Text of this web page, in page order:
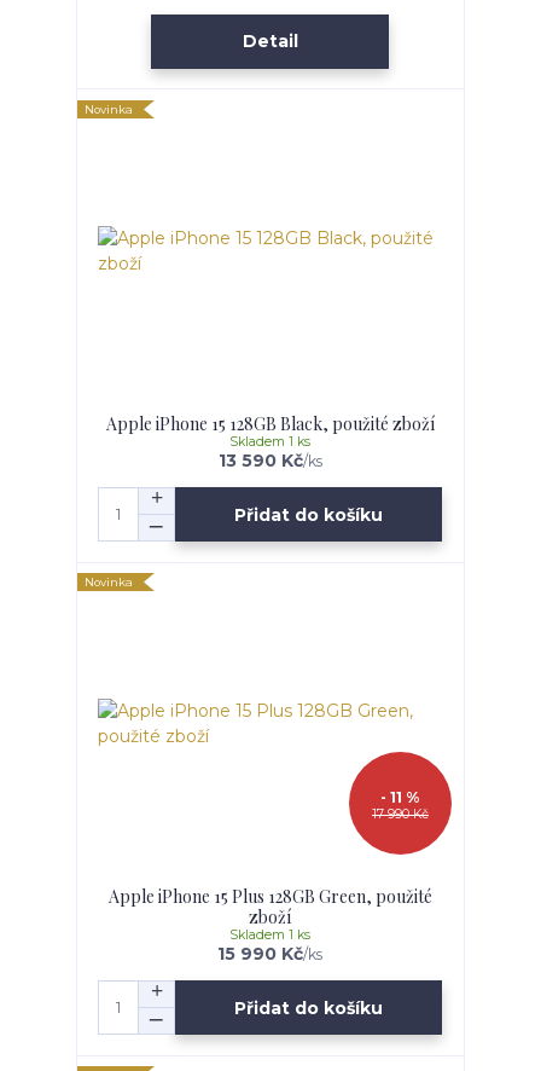
Detail
Novinka
Apple iPhone 15 128GB Black, použité zboží
13 590 Kč/ks
Skladem 1 ks
Přidat do košíku
Novinka
17 990 Kč
- 11 %
Apple iPhone 15 Plus 128GB Green, použité
zboží
15 990 Kč/ks
Skladem 1 ks
Přidat do košíku